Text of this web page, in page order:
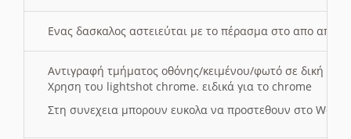
Ενας δασκαλος αστειεύται με το πέρασμα στο απο
Αντιγραφή τμήματος οθόνης/κειμένου/φωτό σε δική
Χρηση του lightshot chrome. ειδικά για το chrome
Στη συνεχεια μπορουν ευκολα να προστεθουν στο Word